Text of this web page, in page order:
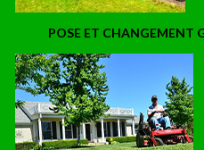
POSE ET CHANGEMENT